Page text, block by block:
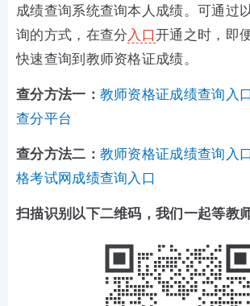
成绩查询系统查询本人成绩。可通过
询的方式，在查分入口开通之时，即
快速查询到教师资格证成绩。
查分方法一： 教师资格证成绩查询入
查分平台
查分方法二： 教师资格证成绩查询入
格考试网成绩查询入口
扫描识别以下二维码，我们一起等教